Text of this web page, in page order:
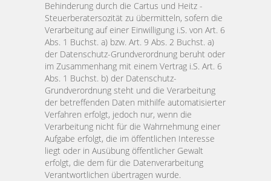
Behinderung durch die Cartus und Heitz -
Steuerberatersozität zu übermitteln, sofern die
Verarbeitung auf einer Einwilligung i.S. von Art. 6
Abs. 1 Buchst. a) bzw. Art. 9 Abs. 2 Buchst. a)
der Datenschutz-Grundverordnung beruht oder
im Zusammenhang mit einem Vertrag i.S. Art. 6
Abs. 1 Buchst. b) der Datenschutz-
Grundverordnung steht und die Verarbeitung
der betreffenden Daten mithilfe automatisierter
Verfahren erfolgt, jedoch nur, wenn die
Verarbeitung nicht für die Wahrnehmung einer
Aufgabe erfolgt, die im öffentlichen Interesse
liegt oder in Ausübung öffentlicher Gewalt
erfolgt, die dem für die Datenverarbeitung
Verantwortlichen übertragen wurde.